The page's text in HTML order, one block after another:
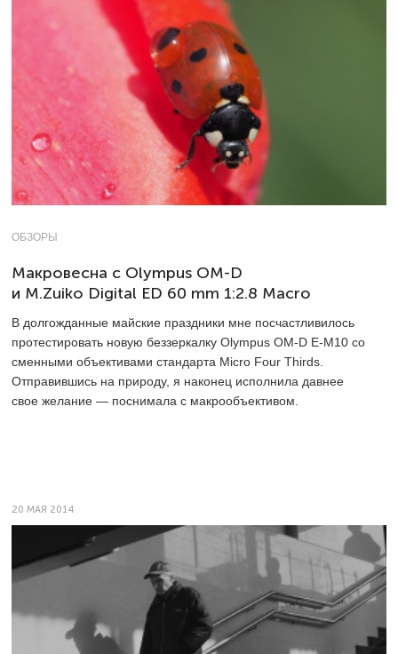
ОБЗОРЫ
Макровесна с Olympus OM-D
и M.Zuiko Digital ED 60 mm 1:2.8 Macro
В долгожданные майские праздники мне посчастливилось
протестировать новую беззеркалку Olympus OM-D E-M10 со
сменными объективами стандарта Micro Four Thirds.
Отправившись на природу, я наконец исполнила давнее
свое желание — поснимала с макрообъективом.
20 МАЯ 2014